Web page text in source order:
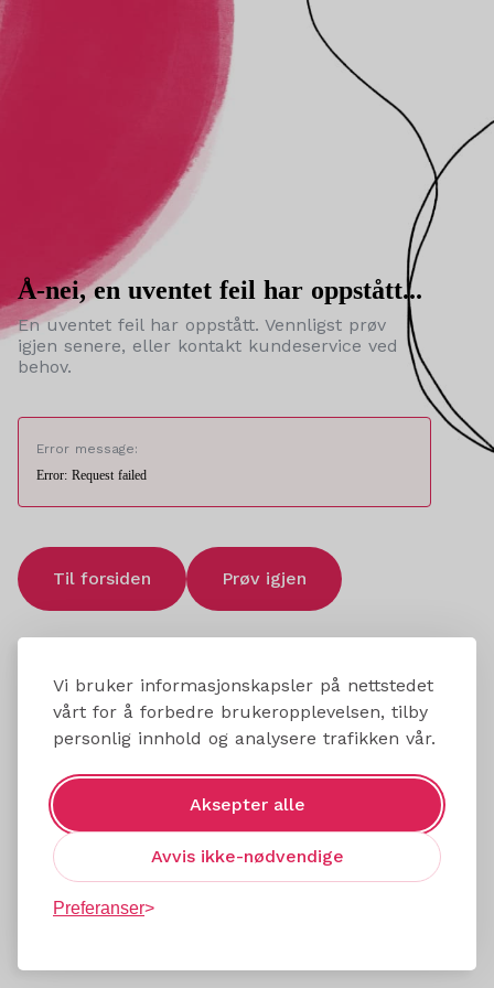
Vi bruker informasjonskapsler på nettstedet
vårt for å forbedre brukeropplevelsen, tilby
personlig innhold og analysere trafikken vår.
Aksepter alle
Avvis ikke-nødvendige
Preferanser
Å-nei, en uventet feil har oppstått...
En uventet feil har oppstått. Vennligst prøv
igjen senere, eller kontakt kundeservice ved
behov.
Error message:
Error: Request failed
Til forsiden Prøv igjen